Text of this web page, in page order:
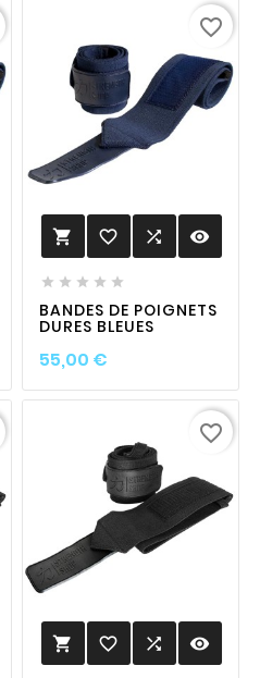
 favorite_border  visibility
    
BANDES DE POIGNETS
DURES BLEUES
55,00 €Prix
favorite_border
 favorite_border  visibility
favorite_border